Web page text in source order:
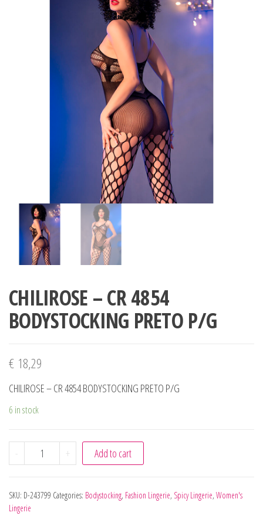
CHILIROSE – CR 4854
BODYSTOCKING PRETO P/G
€ 18,29
CHILIROSE – CR 4854 BODYSTOCKING PRETO P/G
6 in stock
- CHILIROSE - CR 4854 BODYSTOCKING PRETO P/G quantity
+ Add to cart
SKU: D-243799 Categories: Bodystocking, Fashion Lingerie, Spicy Lingerie, Women's
Lingerie